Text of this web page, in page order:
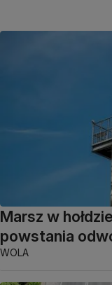
Marsz w
powstania
WOLA